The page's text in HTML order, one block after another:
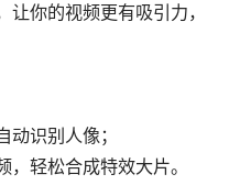
你的视频更有吸引力，
动识别人像；
，轻松合成特效大片。